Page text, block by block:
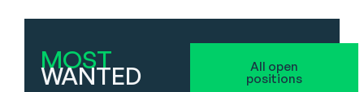
MOST
WANTED
All open
positions